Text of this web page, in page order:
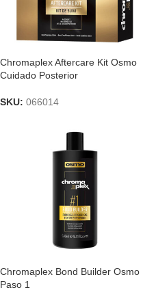
Chromaplex Aftercare Kit Osmo
Cuidado Posterior
SKU: 066014
Chromaplex Bond Builder Osmo
Paso 1